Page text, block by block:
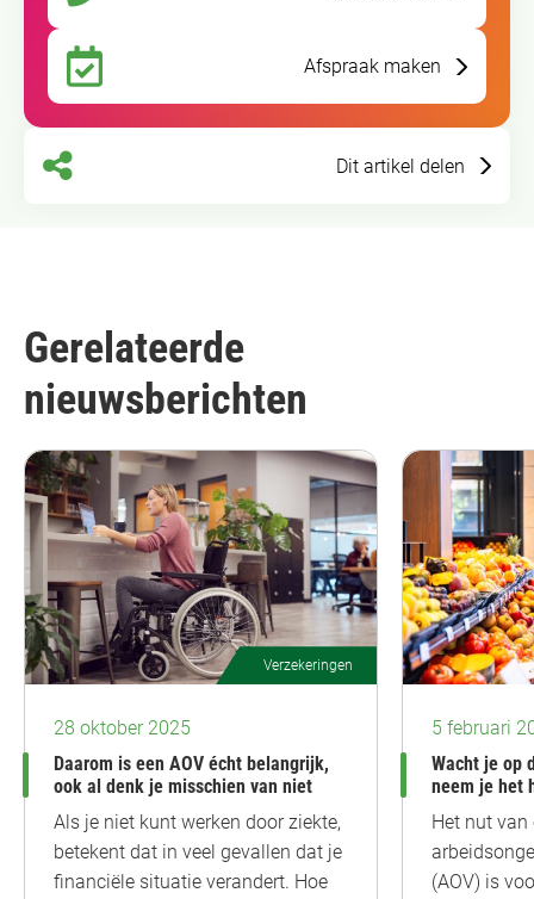
Afspraak maken
Dit artikel delen
Gerelateerde
nieuwsberichten
Verzekeringen
28 oktober 2025
Daarom is een AOV écht belangrijk,
ook al denk je misschien van niet
Als je niet kunt werken door ziekte,
betekent dat in veel gevallen dat je
financiële situatie verandert. Hoe
5 februari
Wacht je op
neem je het
Het nut van
(AOV) is